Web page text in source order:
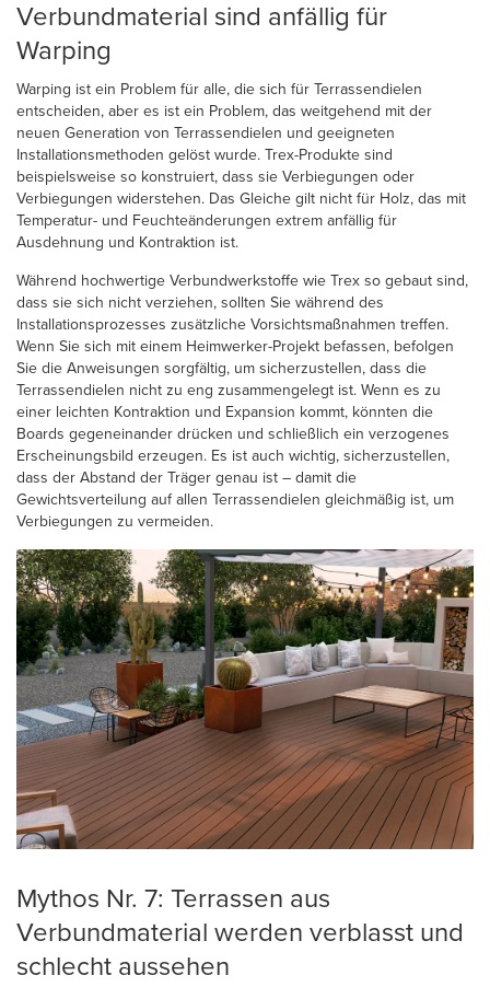
Verbundmaterial sind anfällig für
Warping
Warping ist ein Problem für alle, die sich für Terrassendielen
entscheiden, aber es ist ein Problem, das weitgehend mit der
neuen Generation von Terrassendielen und geeigneten
Installationsmethoden gelöst wurde. Trex-Produkte sind
beispielsweise so konstruiert, dass sie Verbiegungen oder
Verbiegungen widerstehen. Das Gleiche gilt nicht für Holz, das mit
Temperatur- und Feuchteänderungen extrem anfällig für
Ausdehnung und Kontraktion ist.
Während hochwertige Verbundwerkstoffe wie Trex so gebaut sind,
dass sie sich nicht verziehen, sollten Sie während des
Installationsprozesses zusätzliche Vorsichtsmaßnahmen treffen.
Wenn Sie sich mit einem Heimwerker-Projekt befassen, befolgen
Sie die Anweisungen sorgfältig, um sicherzustellen, dass die
Terrassendielen nicht zu eng zusammengelegt ist. Wenn es zu
einer leichten Kontraktion und Expansion kommt, könnten die
Boards gegeneinander drücken und schließlich ein verzogenes
Erscheinungsbild erzeugen. Es ist auch wichtig, sicherzustellen,
dass der Abstand der Träger genau ist – damit die
Gewichtsverteilung auf allen Terrassendielen gleichmäßig ist, um
Verbiegungen zu vermeiden.
Mythos Nr. 7: Terrassen aus
Verbundmaterial werden verblasst und
schlecht aussehen